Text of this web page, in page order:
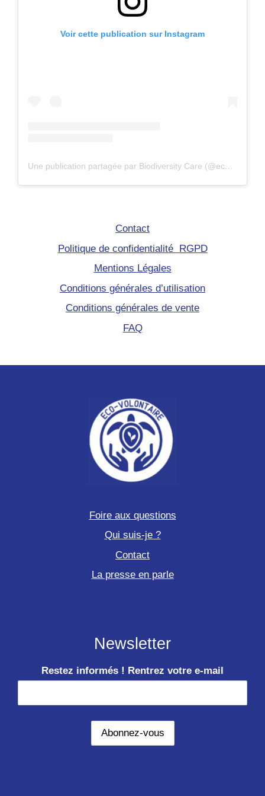
Voir cette publication sur Instagram
Une publication partagée par Biodiversity Care (@eco.volontaire)
Contact
Politique de confidentialité RGPD
Mentions Légales
Conditions générales d’utilisation
Conditions générales de vente
FAQ
Foire aux questions
Qui suis-je ?
Contact
La presse en parle
Newsletter
Restez informés ! Rentrez votre e-mail